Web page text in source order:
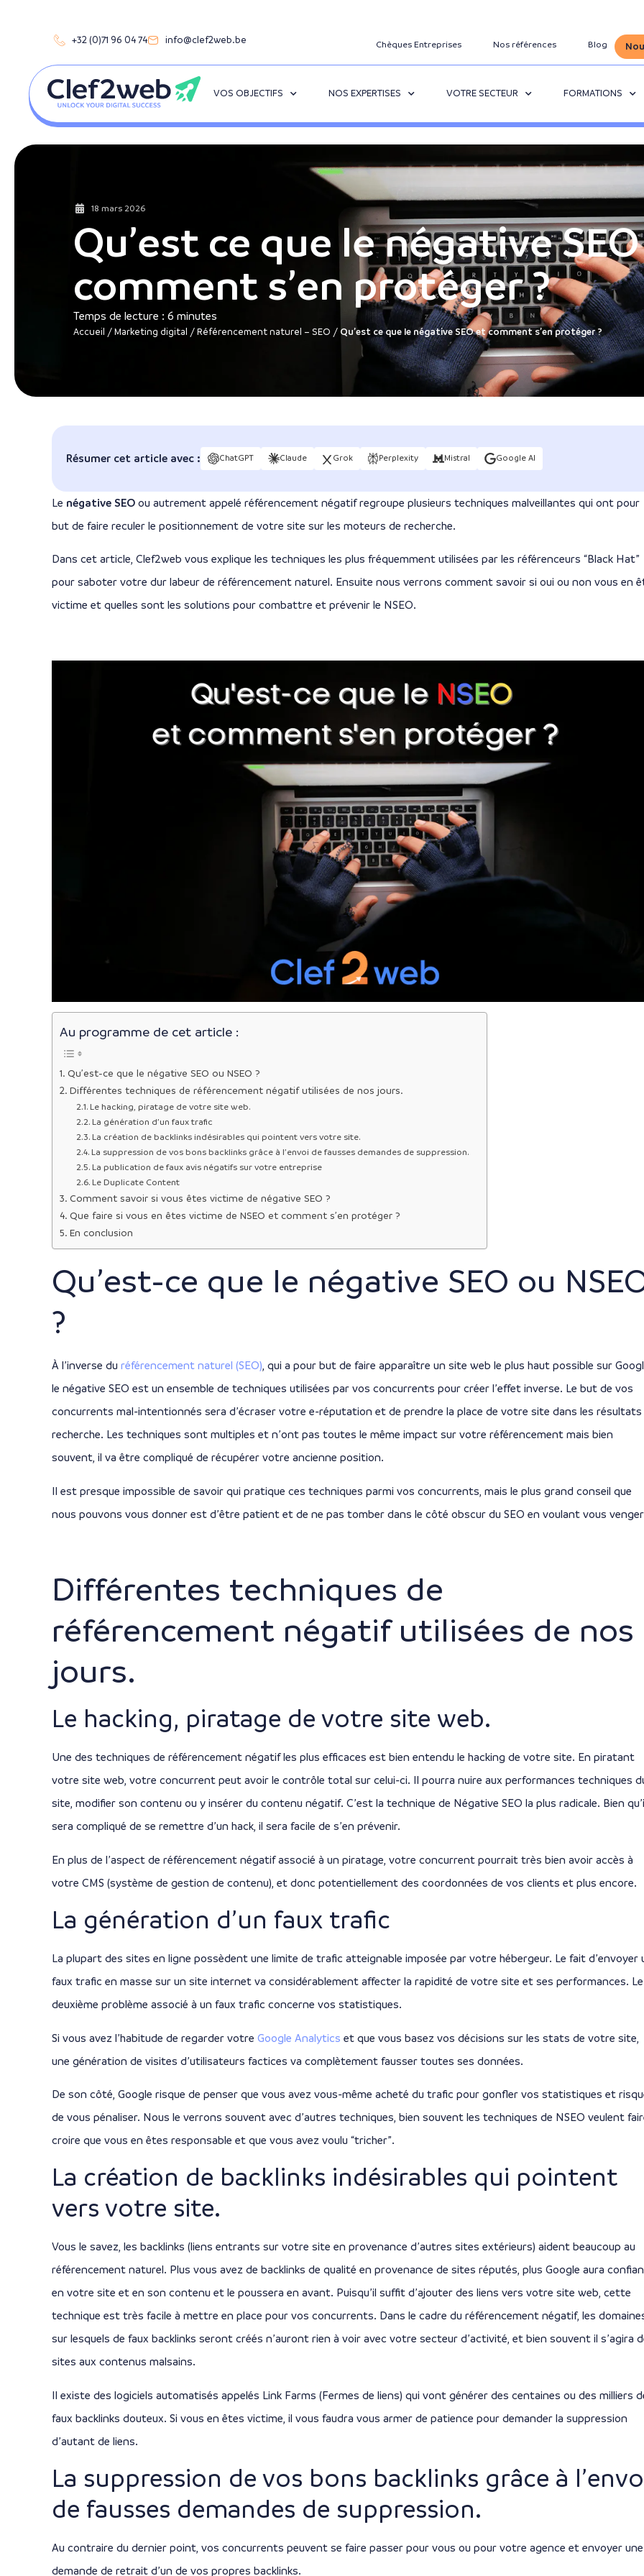
+32 (0)71 96 04 74 info@clef2web.be Chèques Entreprises Nos références Blog
VOS OBJECTIFS NOS EXPERTISES VOTRE SECTEUR FORMATIONS
18 mars 2026
Qu’est ce que le négative
comment s’en protéger ?
Temps de lecture : 6 minutes
Accueil / Marketing digital / Référencement naturel – SEO / Qu’est ce que le négative SEO et comment s’en protéger ?
Résumer cet article avec : ChatGPT Claude Grok Perplexity Mistral Google AI
Le négative SEO ou autrement appelé référencement négatif regroupe plusieurs techniques malveillantes qui ont pour
but de faire reculer le positionnement de votre site sur les moteurs de recherche.
Dans cet article, Clef2web vous explique les techniques les plus fréquemment utilisées par les référenceurs “Black Hat”
pour saboter votre dur labeur de référencement naturel. Ensuite nous verrons comment savoir si oui ou non vous en
victime et quelles sont les solutions pour combattre et prévenir le NSEO.
Au programme de cet article :
Qu’est-ce que le négative SEO ou NSEO ?
Différentes techniques de référencement négatif utilisées de nos jours.
Le hacking, piratage de votre site web.
La génération d’un faux trafic
La création de backlinks indésirables qui pointent vers votre site.
La suppression de vos bons backlinks grâce à l’envoi de fausses demandes de suppression.
La publication de faux avis négatifs sur votre entreprise
Le Duplicate Content
Comment savoir si vous êtes victime de négative SEO ?
Que faire si vous en êtes victime de NSEO et comment s’en protéger ?
En conclusion
Qu’est-ce que le négative SEO ou
?
À l’inverse du référencement naturel (SEO) , qui a pour but de faire apparaître un site web le plus haut possible sur
le négative SEO est un ensemble de techniques utilisées par vos concurrents pour créer l’effet inverse. Le but de vos
concurrents mal-intentionnés sera d’écraser votre e-réputation et de prendre la place de votre site dans les résultats
recherche. Les techniques sont multiples et n’ont pas toutes le même impact sur votre référencement mais bien
souvent, il va être compliqué de récupérer votre ancienne position.
Il est presque impossible de savoir qui pratique ces techniques parmi vos concurrents, mais le plus grand conseil que
nous pouvons vous donner est d’être patient et de ne pas tomber dans le côté obscur du SEO en voulant vous
Différentes techniques de
référencement négatif utilisées de nos
jours.
Le hacking, piratage de votre site web.
Une des techniques de référencement négatif les plus efficaces est bien entendu le hacking de votre site. En piratant
votre site web, votre concurrent peut avoir le contrôle total sur celui-ci. Il pourra nuire aux performances techniques
site, modifier son contenu ou y insérer du contenu négatif. C’est la technique de Négative SEO la plus radicale. Bien
sera compliqué de se remettre d’un hack, il sera facile de s’en prévenir.
En plus de l’aspect de référencement négatif associé à un piratage, votre concurrent pourrait très bien avoir accès à
votre CMS (système de gestion de contenu), et donc potentiellement des coordonnées de vos clients et plus encore.
La génération d’un faux trafic
La plupart des sites en ligne possèdent une limite de trafic atteignable imposée par votre hébergeur. Le fait d’envoyer
faux trafic en masse sur un site internet va considérablement affecter la rapidité de votre site et ses performances. Le
deuxième problème associé à un faux trafic concerne vos statistiques.
Si vous avez l’habitude de regarder votre Google Analytics et que vous basez vos décisions sur les stats de votre site,
une génération de visites d’utilisateurs factices va complètement fausser toutes ses données.
De son côté, Google risque de penser que vous avez vous-même acheté du trafic pour gonfler vos statistiques et
de vous pénaliser. Nous le verrons souvent avec d’autres techniques, bien souvent les techniques de NSEO veulent
croire que vous en êtes responsable et que vous avez voulu “tricher”.
La création de backlinks indésirables qui pointent
vers votre site.
Vous le savez, les backlinks (liens entrants sur votre site en provenance d’autres sites extérieurs) aident beaucoup au
référencement naturel. Plus vous avez de backlinks de qualité en provenance de sites réputés, plus Google aura
en votre site et en son contenu et le poussera en avant. Puisqu’il suffit d’ajouter des liens vers votre site web, cette
technique est très facile à mettre en place pour vos concurrents. Dans le cadre du référencement négatif, les
sur lesquels de faux backlinks seront créés n’auront rien à voir avec votre secteur d’activité, et bien souvent il s’agira
sites aux contenus malsains.
Il existe des logiciels automatisés appelés Link Farms (Fermes de liens) qui vont générer des centaines ou des milliers
faux backlinks douteux. Si vous en êtes victime, il vous faudra vous armer de patience pour demander la suppression
d’autant de liens.
La suppression de vos bons backlinks grâce à
de fausses demandes de suppression.
Au contraire du dernier point, vos concurrents peuvent se faire passer pour vous ou pour votre agence et envoyer une
demande de retrait d’un de vos propres backlinks.